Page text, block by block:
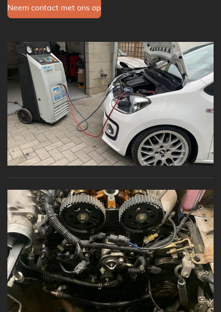
Neem contact met ons op